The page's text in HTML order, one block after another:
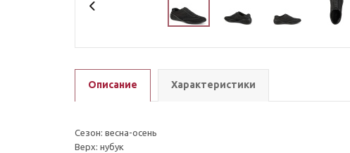
Описание Характеристики
Сезон: весна-осень
Верх: нубук